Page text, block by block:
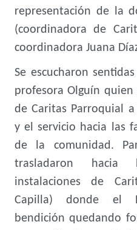
representación de la
(coordinadora de
coordinadora Juana
Se escucharon
profesora Olguín
de Caritas Parroquial
y el servicio hacia las
de la comunidad.
trasladaron hacia
instalaciones de
Capilla) donde el
bendición quedando